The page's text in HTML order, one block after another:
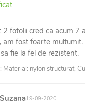
fotolii cred ca acum 7
am fost foarte
fie la fel de rezistent.
Material: nylon structurat,
19-09-2020